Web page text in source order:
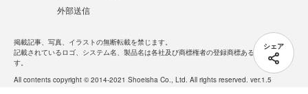
シェア
外部送信
掲載記事、写真、イラストの無断転載を禁じます。
記載されているロゴ、システム名、製品名は各社及び商標権者の登録商標あるいは商標で
す。
All contents copyright © 2014-2021 Shoeisha Co., Ltd. All rights reserved. ver.1.5